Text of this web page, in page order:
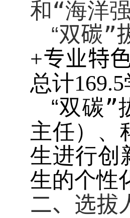
和“海洋
“双碳”
+专业特
总计169.5
“双碳”
主任）、
生进行创
生的个性
二、选拔